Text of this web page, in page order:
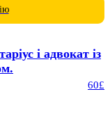
і адвокат із
60£